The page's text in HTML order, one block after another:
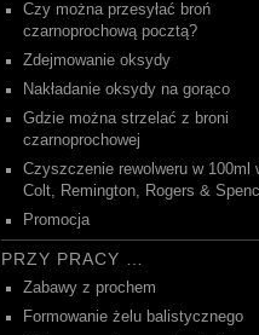
Czy można przesyłać broń
czarnoprochową pocztą?
Zdejmowanie oksydy
Nakładanie oksydy na gorąco
Gdzie można strzelać z broni
czarnoprochowej
Czyszczenie rewolweru w 100ml
Colt, Remington, Rogers &
Promocja
PRZY PRACY …
Zabawy z prochem
Formowanie żelu balistycznego